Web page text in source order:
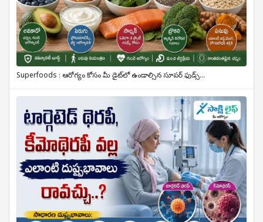
Superfoods : ఆరోగ్యం కోసం మీ డైట్‌లో ఉండాల్సిన సూపర్ ఫుడ్స్...